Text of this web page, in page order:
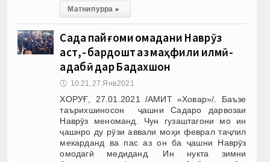
Матни пурра ▸
Сада пайғоми омадани Наврӯз
аст,- бардошт аз маҳфили илмӣ-
адабӣ дар Бадахшон
🕔 10:21, 27.Янв 2021
ХОРУҒ, 27.01.2021 /АМИТ «Ховар»/. Баъзе
таърихшиносон ҷашни Садаро дарвозаи
Наврӯз меноманд. Чун гузаштагони мо ин
ҷашнро ду рӯзи аввали моҳи феврал таҷлил
мекарданд ва пас аз он ба ҷашни Наврӯз
омодагӣ медиданд. Ин нукта зимни